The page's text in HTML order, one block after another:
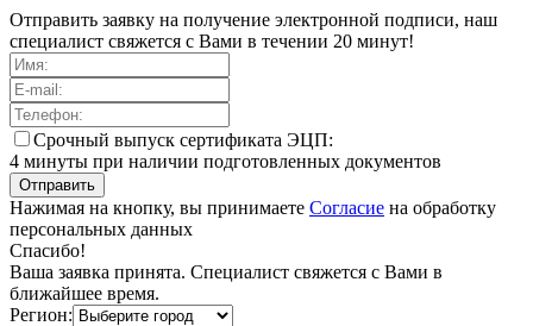
Отправить заявку на получение электронной подписи, наш
специалист свяжется с Вами в течении 20 минут!
Cрочный выпуск сертификата ЭЦП:
4 минуты при наличии подготовленных документов
Отправить
Нажимая на кнопку, вы принимаете Согласие на обработку
персональных данных
Спасибо!
Ваша заявка принята. Специалист свяжется с Вами в
ближайшее время.
Регион: